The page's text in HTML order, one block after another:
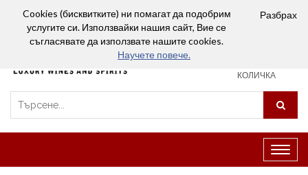
Разбрах
Cookies (бисквитките) ни помагат да подобрим
услугите си. Използвайки нашия сайт, Вие се
съгласявате да използвате нашите cookies.
Научете повече.
КОЛИЧКА
на